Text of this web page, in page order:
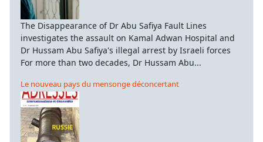
The Disappearance of Dr Abu Safiya Fault Lines
investigates the assault on Kamal Adwan Hospital and
Dr Hussam Abu Safiya's illegal arrest by Israeli forces
For more than two decades, Dr Hussam Abu...
Le nouveau pays du mensonge déconcertant